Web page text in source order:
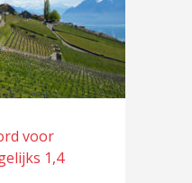
voor
1,4